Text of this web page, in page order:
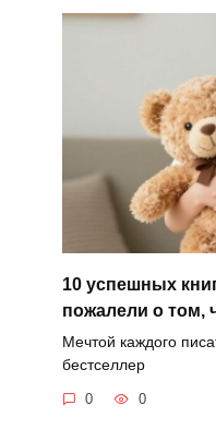
10 успешных
пожалели о том,
Мечтой каждого
бестселлер
0 0